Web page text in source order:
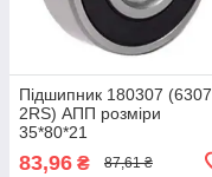
Підшипник 180307 (6307
2RS) АПП розміри
35*80*21
83,96 ₴ 87,61 ₴